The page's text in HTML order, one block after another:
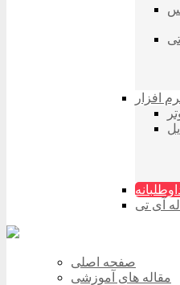
افزار
آی تی
صفحه اصلی
مقاله های آموزشی